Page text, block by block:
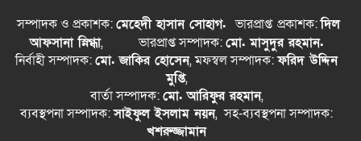
সম্পাদক ও প্রকাশক:মেহেদী হাসান সোহাগ.ভারপ্রাপ্ত প্রকাশক:দিল
আফসানা স্নিগ্ধা, ভারপ্রাপ্ত সম্পাদক:মো. মাসুদুর রহমান.
নির্বাহী সম্পাদক:মো. জাকির হোসেন, মফস্বল সম্পাদক:ফরিদ উদ্দিন
মুপ্তি,
বার্তা সম্পাদক:মো. আরিফুর রহমান,
ব্যবস্থপনা সম্পাদক:সাইফুল ইসলাম নয়ন, সহ-ব্যবস্থপনা সম্পাদক:
খশরুজ্জামান